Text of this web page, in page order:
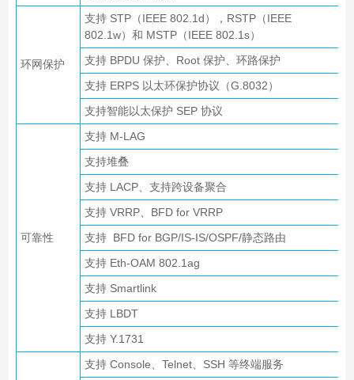
环网保护
支持 STP（IEEE 802.1d），RSTP（IEEE
802.1w）和 MSTP（IEEE 802.1s）
支持 BPDU 保护、Root 保护、环路保护
支持 ERPS 以太环保护协议（G.8032）
支持智能以太保护 SEP 协议
可靠性
支持 M-LAG
支持堆叠
支持 LACP、支持跨设备聚合
支持 VRRP、BFD for VRRP
支持 BFD for BGP/IS-IS/OSPF/静态路由
支持 Eth-OAM 802.1ag
支持 Smartlink
支持 LBDT
支持 Y.1731
支持 Console、Telnet、SSH 等终端服务